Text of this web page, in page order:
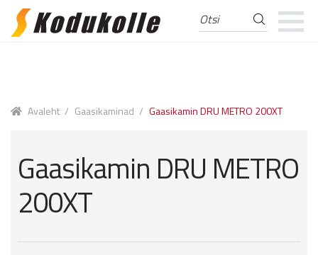
Skip
Skip
Otsi:
Avaleht / Gaasikaminad / Gaasikamin DRU METRO 200XT
Gaasikamin DRU METRO
200XT